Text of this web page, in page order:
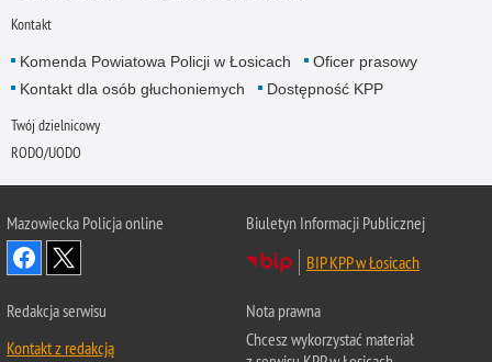
Kontakt
Komenda Powiatowa Policji w Łosicach
Oficer prasowy
Kontakt dla osób głuchoniemych
Dostępność KPP
Twój dzielnicowy
RODO/UODO
Mazowiecka Policja online
Biuletyn Informacji Publicznej
BIP KPP w Łosicach
Redakcja serwisu
Kontakt z redakcją
Nota prawna
Chcesz wykorzystać materiał